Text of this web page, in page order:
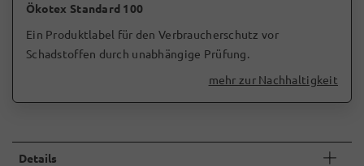
Ökotex Standard 100
Ein Produktlabel für den Verbraucherschutz vor
Schadstoffen durch unabhängige Prüfung.
mehr zur Nachhaltigkeit
Details